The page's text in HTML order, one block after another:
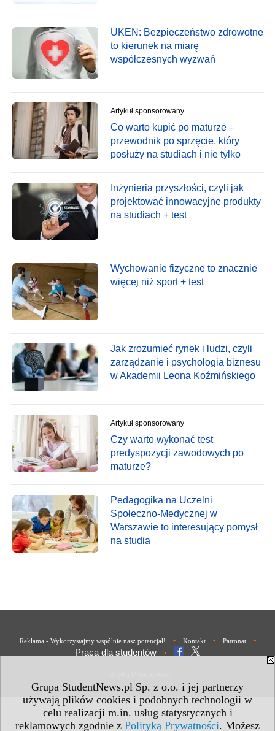
Grupa StudentNews.pl Sp. z o.o. i jej partnerzy
używają plików cookies i podobnych technologii w
celu realizacji m.in. usług statystycznych i
reklamowych zgodnie z Polityką Prywatności. Możesz
UKEN: Bezpieczeństwo zdrowotne
to kierunek na miarę
współczesnych wyzwań
Artykuł sponsorowany
Co warto kupić po maturze –
przewodnik po sprzęcie, który
posłuży na studiach i nie tylko
Inżynieria przyszłości, czyli jak
projektować innowacyjne produkty
na studiach + test
Wychowanie fizyczne to znacznie
więcej niż sport + test
Jak zrozumieć rynek i ludzi, czyli
zarządzanie i psychologia biznesu
w Akademii Leona Koźmińskiego
Artykuł sponsorowany
Czy warto wykonać test
predyspozycji zawodowych po
maturze?
Pedagogika na Uczelni
Społeczno-Medycznej w
Warszawie to interesujący pomysł
na studia
Reklama - Wykorzystajmy wspólnie nasz potencjał! • Kontakt • Patronat •
Praca dla studentów •